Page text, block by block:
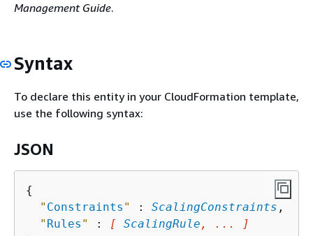
Management Guide.
Syntax
To declare this entity in your CloudFormation template,
use the following syntax:
JSON
{
" Constraints " : ScalingConstraints ,
" Rules " : [ ScalingRule , ... ]